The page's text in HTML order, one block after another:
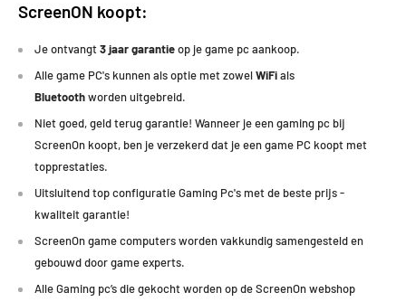
ScreenON koopt:
Je ontvangt3 jaar garantieop je game pc aankoop.
Alle game PC's kunnen als optie met zowelWiFials
Bluetoothworden uitgebreid.
Niet goed, geld terug garantie! Wanneer je een gaming pc bij
ScreenOn koopt, ben je verzekerd dat je een game PC koopt met
topprestaties.
Uitsluitend top configuratie Gaming Pc's met de beste prijs -
kwaliteit garantie!
ScreenOn game computers worden vakkundig samengesteld en
gebouwd door game experts.
Alle Gaming pc’s die gekocht worden op de ScreenOn webshop